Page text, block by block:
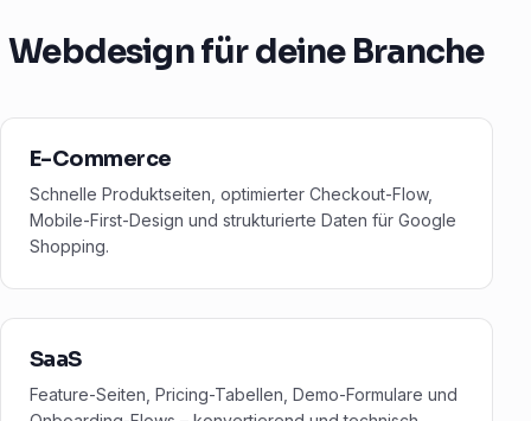
Webdesign für deine Branche
E-Commerce
Schnelle Produktseiten, optimierter Checkout-Flow,
Mobile-First-Design und strukturierte Daten für Google
Shopping.
SaaS
Feature-Seiten, Pricing-Tabellen, Demo-Formulare und